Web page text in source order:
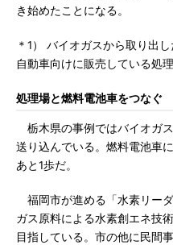
き始めたことになる。
＊1） バイオガスから取り出
自動車向けに販売している処
処理場と燃料電池車をつなぐ
栃木県の事例ではバイオガ
送り込んでいる。燃料電池車
あと1歩だ。
福岡市が進める「水素リー
ガス原料による水素創エネ技
目指している。市の他に民間